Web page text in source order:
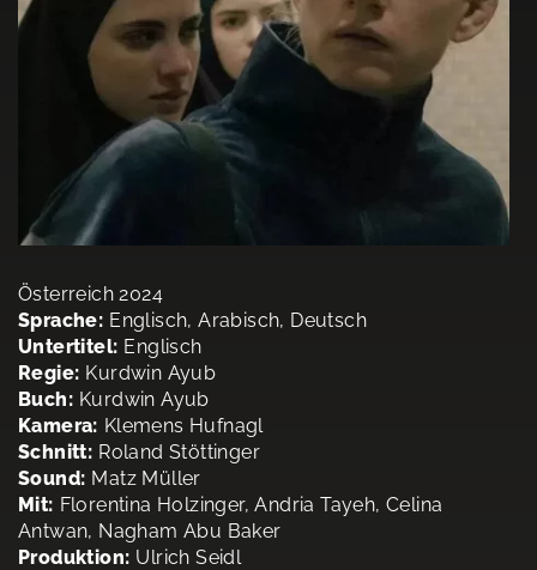
Österreich 2024
Sprache: Englisch, Arabisch, Deutsch
Untertitel: Englisch
Regie: Kurdwin Ayub
Buch: Kurdwin Ayub
Kamera: Klemens Hufnagl
Schnitt: Roland Stöttinger
Sound: Matz Müller
Mit: Florentina Holzinger, Andria Tayeh, Celina
Antwan, Nagham Abu Baker
Produktion: Ulrich Seidl